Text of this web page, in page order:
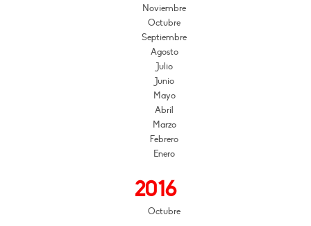
Noviembre
Octubre
Septiembre
Agosto
Julio
Junio
Mayo
Abril
Marzo
Febrero
Enero
2016
Octubre